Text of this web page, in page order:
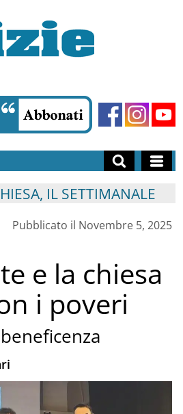
IL SETTIMANALE
Pubblicato il Novembre 5, 2025
e la chiesa
i poveri